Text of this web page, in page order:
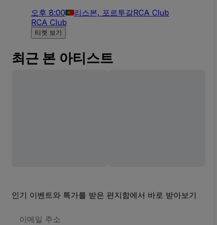
오후 8:00 리스본, 포르투갈RCA Club
RCA Club
티켓 보기
최근 본 아티스트
인기 이벤트와 특가를 받은 편지함에서 바로 받아보기
메